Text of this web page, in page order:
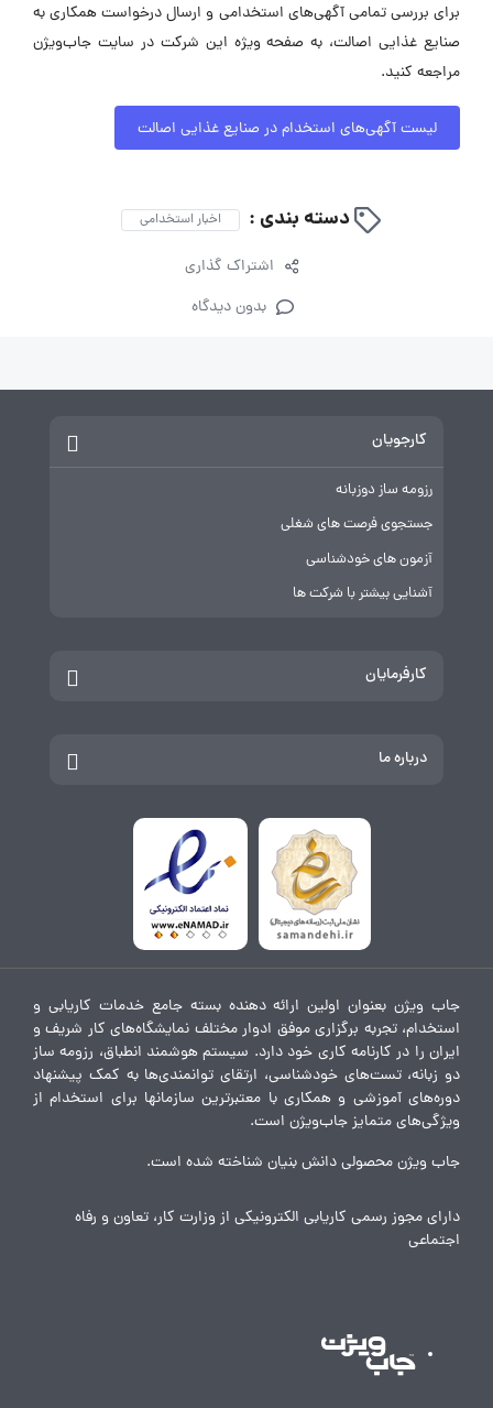
برای بررسی تمامی آگهی‌های استخدامی و ارسال درخواست همکاری به
صنایع غذایی اصالت، به صفحه ویژه این شرکت در سایت جاب‌ویژن
مراجعه کنید.
لیست آگهی‌های استخدام در صنایع غذایی اصالت
دسته بندی : اخبار استخدامی
اشتراک گذاری
بدون دیدگاه
کارجویان
رزومه ساز دوزبانه
جستجوی فرصت های شغلی
آزمون های خودشناسی
آشنایی بیشتر با شرکت ها
کارفرمایان
درباره ما
جاب ویژن بعنوان اولین ارائه دهنده بسته جامع خدمات کاریابی و
استخدام، تجربه برگزاری موفق ادوار مختلف نمایشگاه‌های کار شریف و
ایران را در کارنامه کاری خود دارد. سیستم هوشمند انطباق، رزومه ساز
دو زبانه، تست‌های خودشناسی، ارتقای توانمندی‌ها به کمک پیشنهاد
دوره‌های آموزشی و همکاری با معتبرترین سازمانها برای استخدام از
ویژگی‌های متمایز جاب‌ویژن است.
جاب ویژن محصولی دانش بنیان شناخته شده است.
دارای مجوز رسمی کاریابی الکترونیکی از وزارت کار، تعاون و رفاه
اجتماعی